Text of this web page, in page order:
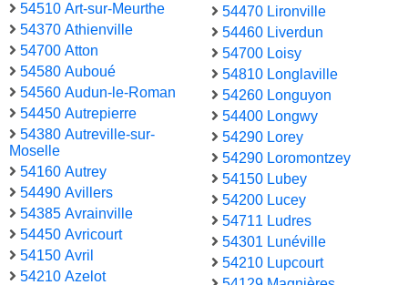
54510 Art-sur-Meurthe
54370 Athienville
54700 Atton
54580 Auboué
54560 Audun-le-Roman
54450 Autrepierre
54380 Autreville-sur-
Moselle
54160 Autrey
54490 Avillers
54385 Avrainville
54450 Avricourt
54150 Avril
54210 Azelot
54470 Lironville
54460 Liverdun
54700 Loisy
54810 Longlaville
54260 Longuyon
54400 Longwy
54290 Lorey
54290 Loromontzey
54150 Lubey
54200 Lucey
54711 Ludres
54301 Lunéville
54210 Lupcourt